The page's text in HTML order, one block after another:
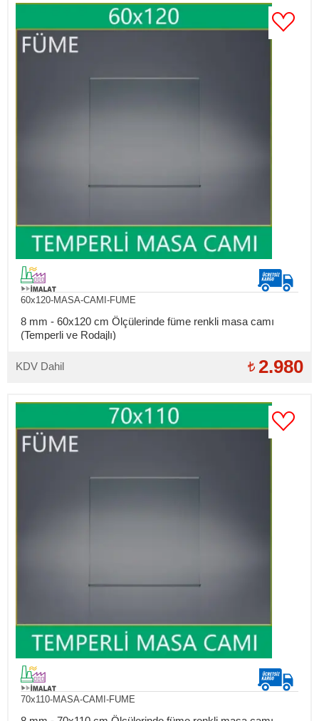
60x120-MASA-CAMI-FUME
8 mm - 60x120 cm Ölçülerinde füme renkli masa camı
(Temperli ve Rodajlı)
KDV Dahil 2.980
70x110-MASA-CAMI-FUME